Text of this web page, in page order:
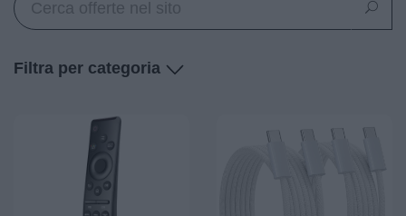
Filtra per categoria